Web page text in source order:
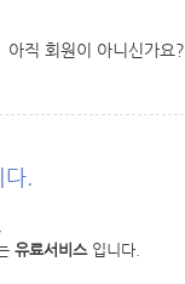
아직 회원이 아니신가요?
.
유료서비스입니다.